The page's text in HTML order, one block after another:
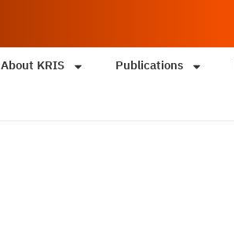
About KRIS Publications